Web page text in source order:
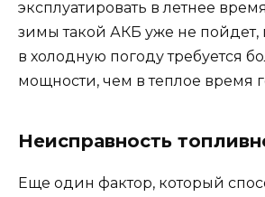
эксплуатировать в летнее
зимы такой АКБ уже не пойдет,
в холодную погоду требуется
мощности, чем в теплое время
Неисправность
Еще один фактор, который